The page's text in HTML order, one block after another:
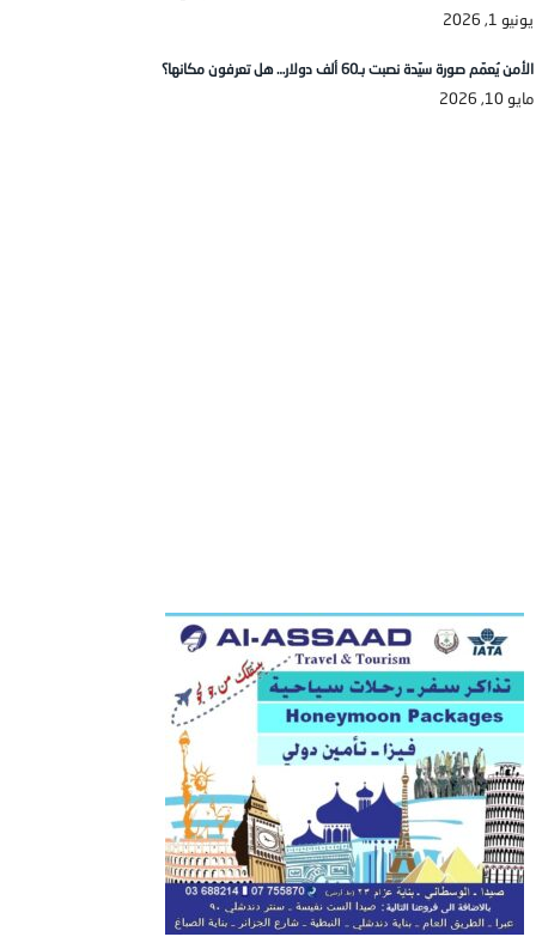
يونيو 1, 2026
الأمن يُعمّم صورة سيّدة نصبت بـ60 ألف دولار… هل تعرفون مكانها؟
مايو 10, 2026